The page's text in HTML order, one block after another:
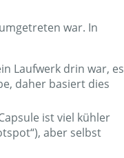
war. In
Laufwerk drin war, es
daher basiert dies
ist viel kühler
aber selbst